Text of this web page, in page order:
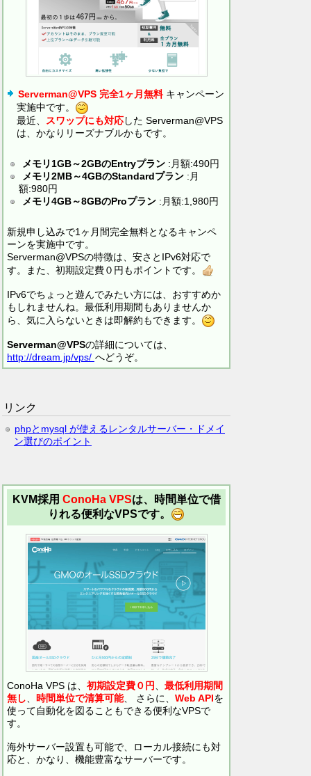
Serverman@VPS 完全1ヶ月無料キャンペーン
実施中です。
最近、
スワップにも対応した Serverman@VPS
は、かなりリーズナブルかもです。
メモリ1GB～2GBのEntryプラン :月額:490円
メモリ2MB～4GBのStandardプラン :月
額:980円
メモリ4GB～8GBのProプラン :月額:1,980円
新規申し込みで1ヶ月間完全無料となるキャンペ
ーンを実施中です。
Serverman@VPSの特徴は、安さとIPv6対応で
す。また、初期設定費０円もポイントです。
IPv6でちょっと遊んでみたい方には、おすすめか
もしれませんね。最低利用期間もありませんか
ら、気に入らないときは即解約もできます。
Serverman@VPSの詳細については、
http://dream.jp/vps/ へどうぞ。
リンク
phpとmysql が使えるレンタルサーバー・ドメイ
ン選びのポイント
KVM採用 ConoHa VPSは、時間単位で借
りれる便利なVPSです。
ConoHa VPS は、 初期設定費０円
最低利用期間
無し
時間単位で清算可能、 さらに、 Web APIを
使って自動化を図ることもできる便利なVPSで
す。
海外サーバー設置も可能で、ローカル接続にも対
応と、かなり、機能豊富なサーバーです。